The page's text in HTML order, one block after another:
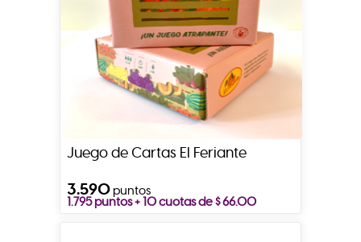
Juego de Cartas El Feriante
3.590puntos
1.795 puntos + 10 cuotas de $ 66.00